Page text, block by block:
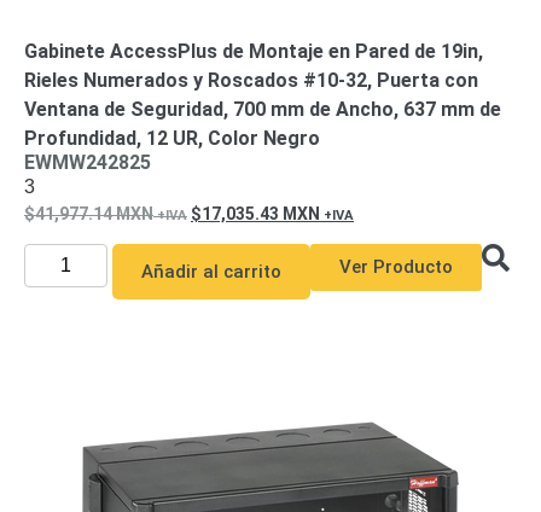
Body
Cams
AccesoriosBody
Cams
(Portátiles)Cámaras
Cams
Interfonos
Gabinete AccessPlus de Montaje en Pared de 19in,
Rieles Numerados y Roscados #10-32, Puerta con
Ventana de Seguridad, 700 mm de Ancho, 637 mm de
Profundidad, 12 UR, Color Negro
EWMW242825
3
41,977.14MXN 17,035.43 MXN
Añadir al carrito Ver Producto